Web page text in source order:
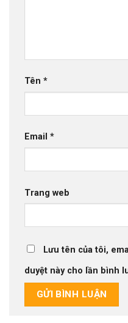
Tên *
Email *
Trang web
Lưu tên của tôi,
duyệt này cho lần bình